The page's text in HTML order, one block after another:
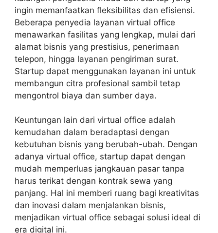
ingin memanfaatkan fleksibilitas dan efisiensi.
Beberapa penyedia layanan virtual office
menawarkan fasilitas yang lengkap, mulai dari
alamat bisnis yang prestisius, penerimaan
telepon, hingga layanan pengiriman surat.
Startup dapat menggunakan layanan ini untuk
membangun citra profesional sambil tetap
mengontrol biaya dan sumber daya.
Keuntungan lain dari virtual office adalah
kemudahan dalam beradaptasi dengan
kebutuhan bisnis yang berubah-ubah. Dengan
adanya virtual office, startup dapat dengan
mudah memperluas jangkauan pasar tanpa
harus terikat dengan kontrak sewa yang
panjang. Hal ini memberi ruang bagi kreativitas
dan inovasi dalam menjalankan bisnis,
menjadikan virtual office sebagai solusi ideal di
era digital ini.